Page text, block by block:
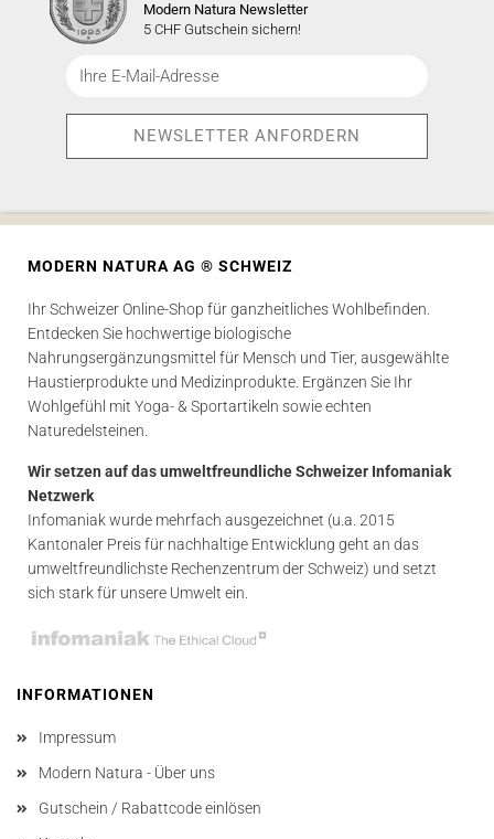
Modern Natura Newsletter
5 CHF Gutschein sichern!
MODERN NATURA AG ® SCHWEIZ
Ihr Schweizer Online-Shop für ganzheitliches Wohlbefinden.
Entdecken Sie hochwertige biologische
Nahrungsergänzungsmittel für Mensch und Tier, ausgewählte
Haustierprodukte und Medizinprodukte. Ergänzen Sie Ihr
Wohlgefühl mit Yoga- & Sportartikeln sowie echten
Naturedelsteinen.
Wir setzen auf das umweltfreundliche Schweizer Infomaniak
Netzwerk
Infomaniak wurde mehrfach ausgezeichnet (u.a. 2015
Kantonaler Preis für nachhaltige Entwicklung geht an das
umweltfreundlichste Rechenzentrum der Schweiz) und setzt
sich stark für unsere Umwelt ein.
INFORMATIONEN
Impressum
Modern Natura - Über uns
Gutschein / Rabattcode einlösen